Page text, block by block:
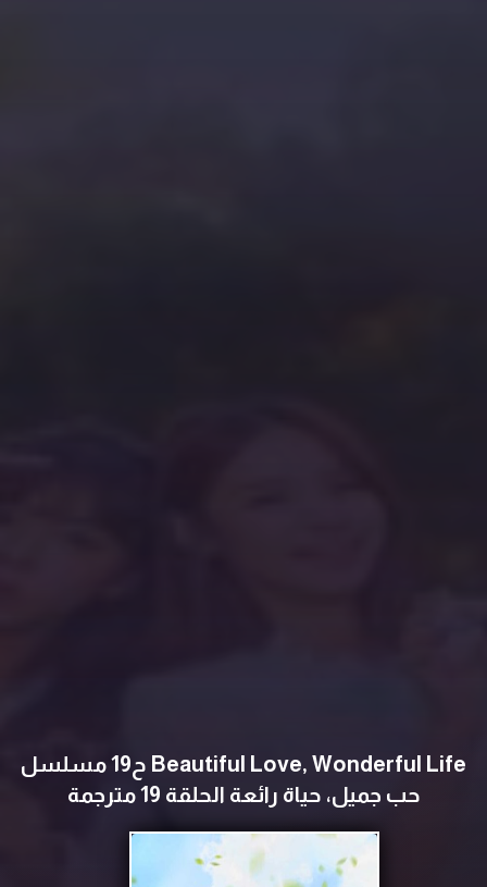
Beautiful Love, Wonderful Life ح19 مسلسل
حب جميل، حياة رائعة الحلقة 19 مترجمة